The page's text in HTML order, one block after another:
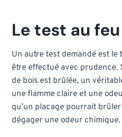
Le test au feu
Un autre test demandé est le
être effectué avec prudence.
de bois est brûlée, un
une flamme claire et une
qu’un placage pourrait
dégager une odeur chimique.